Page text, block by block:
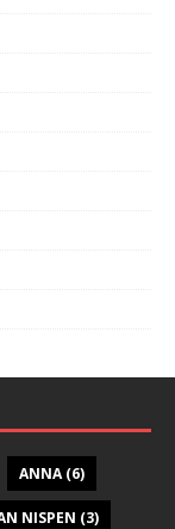
ANNA(6)
NISPEN (3)